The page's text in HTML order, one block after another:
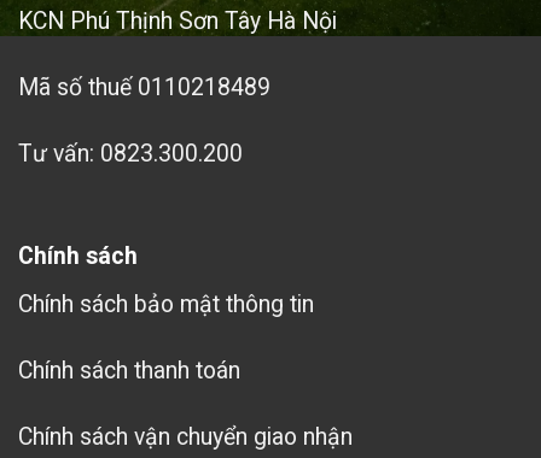
KCN Phú Thịnh Sơn Tây Hà Nội
Mã số thuế 0110218489
Tư vấn: 0823.300.200
Chính sách
Chính sách bảo mật thông tin
Chính sách thanh toán
Chính sách vận chuyển giao nhận